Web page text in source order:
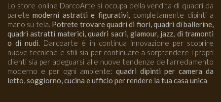
Lo store online DarcoArte si occupa della vendita di quadri da
paretemoderni astratti e figurativi, completamente dipinti a
mano su tela. Potrete trovare quadri di fiori, quadri di ballerine,
quadri astratti materici, quadri sacri, glamour, jazz, di tramonti
o di nudi. Darcoarte è in continua innovazione per scoprire
nuove tecniche e stili sia per continuare a sorprendere i propri
clienti sia per adeguarsi alle nuove tendenze dell’arredamento
moderno e per ogni ambiente: quadri dipinti per camera da
letto, soggiorno, cucina e ufficio per rendere la tua casa unica.